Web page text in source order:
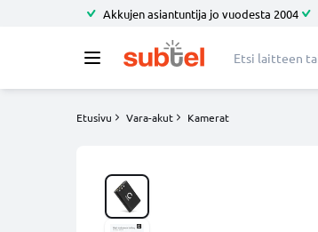
Akkujen asiantuntija jo vuodesta 2004
Etusivu Vara-akut Kamerat